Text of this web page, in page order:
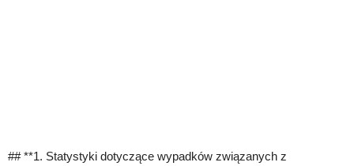
## **1. Statystyki dotyczące wypadków związanych z